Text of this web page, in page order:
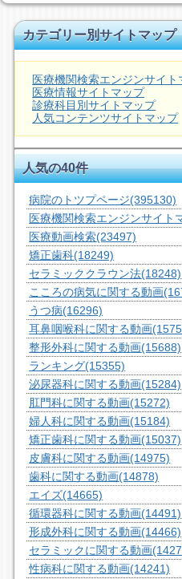
カテゴリー別サイトマップ
医療機関検索エンジンサイト
医療情報サイトマップ
診療科目別サイトマップ
人気コンテンツサイトマップ
人気の40件
病院のトツプページ(395130)
医療機関検索エンジンサイト
医療動画検索(23497)
矯正歯科(18249)
セラミッククラウン法(18248)
こころの病気に関する動画
うつ病(16296)
耳鼻咽喉科に関する動画
整形外科に関する動画(15688)
ランキング(15355)
泌尿器科に関する動画(15284)
肛門科に関する動画(15272)
婦人科に関する動画(15184)
矯正歯科に関する動画(15037)
皮膚科に関する動画(14975)
歯科に関する動画(14878)
エイズ(14665)
循環器科に関する動画(14491)
形成外科に関する動画(14466)
セラミックに関する動画
性病科に関する動画(14241)